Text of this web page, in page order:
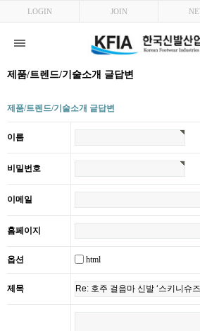
LOGIN JOIN
제품/트렌드/기술소개 글답변
제품/트렌드/기술소개 글답변
이름
비밀번호
이메일
홈페이지
옵션 html
제목